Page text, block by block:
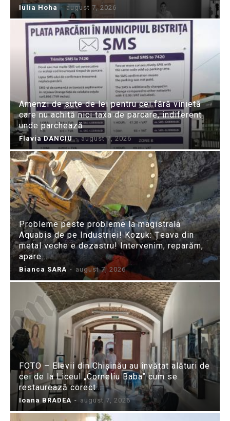
Iulia Hoha - august 7, 2026
Amenzi de sute de lei pentru cei fără vinietă
care nu achită nici taxa de parcare, indiferent
unde parchează
Flavia DANCIU - august 7, 2026
Probleme peste probleme la magistrala
Aquabis de pe Industriei! Kozuk: Țeava din
metal veche e dezastru! Intervenim, reparăm,
apare...
Bianca SARA - august 7, 2026
FOTO – Elevii din Chișinău au învățat alături de
cei de la Liceul „Corneliu Baba” cum se
restaurează corect...
Ioana BRADEA - august 7, 2026